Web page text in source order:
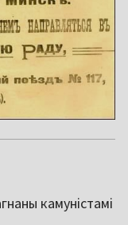
камуністамі